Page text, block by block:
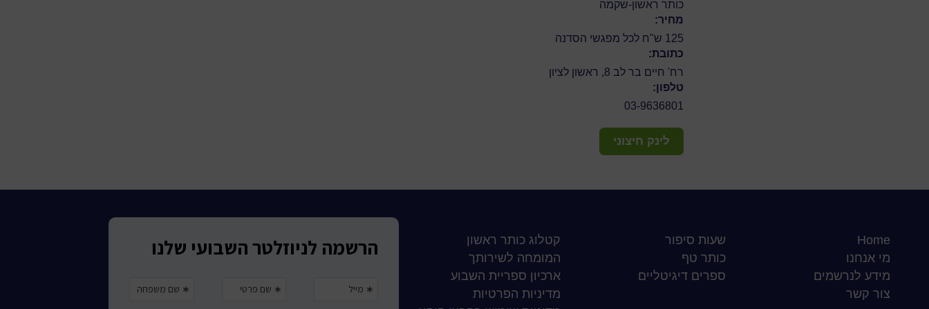
כותר ראשון-שקמה
מחיר:
125 ש"ח לכל מפגשי הסדנה
כתובת:
רח' חיים בר לב 8, ראשון לציון
טלפון:
03-9636801
לינק חיצוני
Home
מי אנחנו
מידע לנרשמים
צור קשר
שעות סיפור
כותר טף
ספרים דיגיטליים
קטלוג כותר ראשון
המומחה לשירותך
ארכיון ספריית השבוע
מדיניות הפרטיות